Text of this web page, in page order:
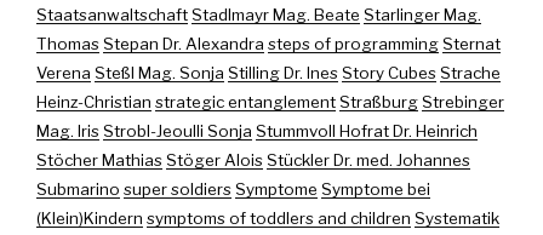
StaatsanwaltschaftStadlmayr Mag. Beate Starlinger Mag.
ThomasStepan Dr. Alexandra steps of programmingSternat
Verena Steßl Mag. Sonja Stilling Dr. InesStory CubesStrache
Heinz-Christian strategic entanglementStraßburgStrebinger
Mag. IrisStrobl-Jeoulli Sonja Stummvoll Hofrat Dr. Heinrich
Stöcher MathiasStöger AloisStückler Dr. med. Johannes
Submarino super soldiersSymptome Symptome bei
(Klein)Kindern symptoms of toddlers and children Systematik